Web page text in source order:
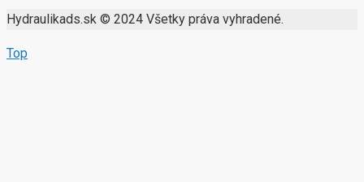
Hydraulikads.sk © 2024 Všetky práva vyhradené.
Top